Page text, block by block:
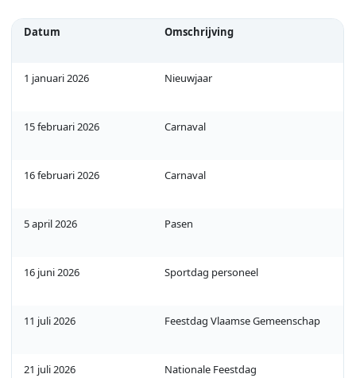
Datum Omschrijving
1 januari 2026 Nieuwjaar
15 februari 2026 Carnaval
16 februari 2026 Carnaval
5 april 2026 Pasen
16 juni 2026 Sportdag personeel
11 juli 2026 Feestdag Vlaamse Gemeenschap
21 juli 2026 Nationale Feestdag